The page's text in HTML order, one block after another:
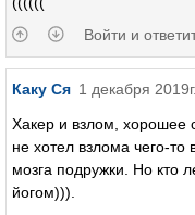
Войти и
Каку Ся 1 декабря
Хакер и взлом, хорошее
не хотел взлома чего-то
мозга подружки. Но кто
йогом))).